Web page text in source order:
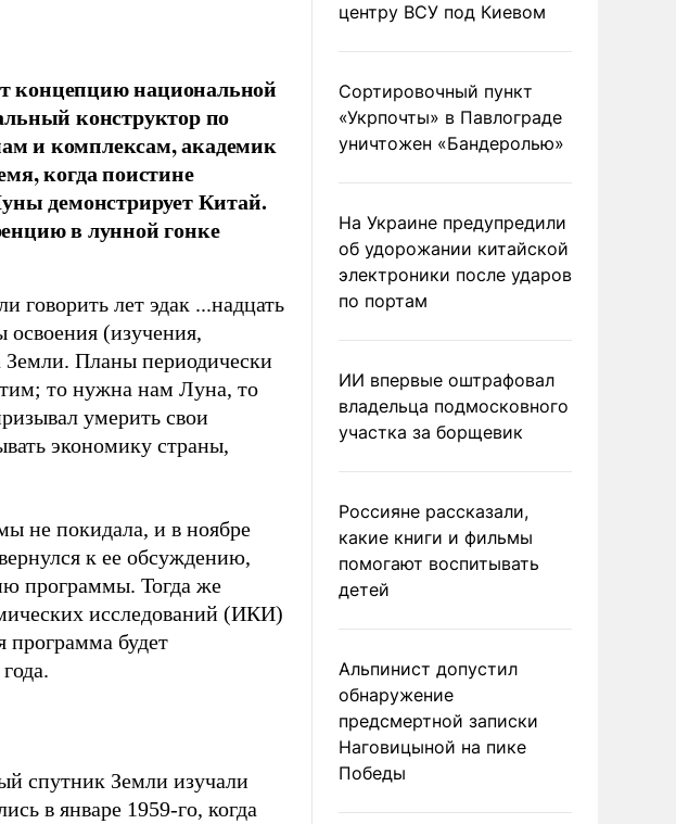
концепцию национальной
конструктор по
и комплексам, академик
когда поистине
демонстрирует Китай.
в лунной гонке
говорить лет эдак ...надцать
освоения (изучения,
Земли. Планы периодически
то нужна нам Луна, то
умерить свои
экономику страны,
не покидала, и в ноябре
к ее обсуждению,
программы. Тогда же
исследований (ИКИ)
будет
спутник Земли изучали
в январе 1959-го, когда
центру ВСУ под Киевом
Сортировочный пункт
«Укрпочты» в Павлограде
уничтожен «Бандеролью»
На Украине предупредили
об удорожании китайской
электроники после ударов
по портам
ИИ впервые оштрафовал
владельца подмосковного
участка за борщевик
Россияне рассказали,
какие книги и фильмы
помогают воспитывать
детей
Альпинист допустил
обнаружение
предсмертной записки
Наговицыной на пике
Победы